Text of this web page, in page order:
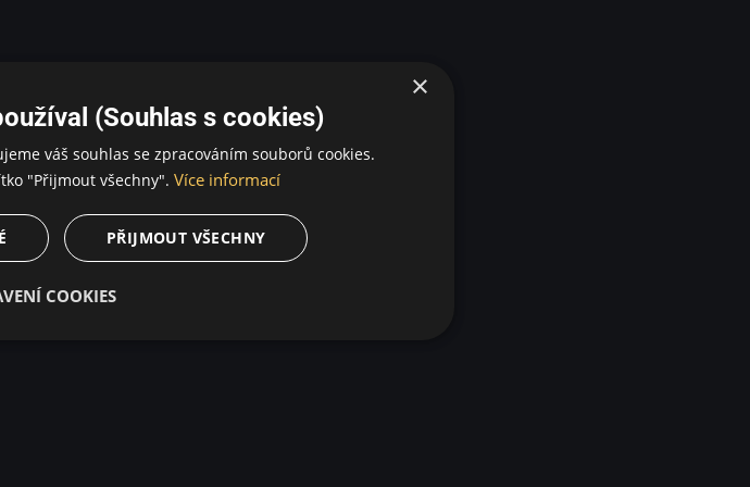
×
(Souhlas s cookies)
váš souhlas se zpracováním souborů cookies.
"Přijmout všechny". Více informací
PŘIJMOUT VŠECHNY
COOKIES